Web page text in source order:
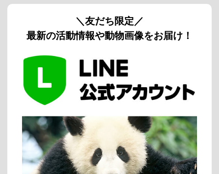
＼友だち限定／
最新の活動情報や動物画像をお届け！